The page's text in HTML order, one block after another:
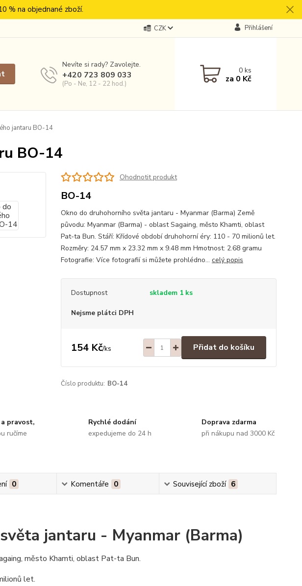
% na objednané zboží.
CZK Přihlášení
Nevíte si rady? Zavolejte.
+420 723 809 033
(Po - Ne, 12 - 22 hod.)
0ks
za 0 Kč
jantaru BO-14
BO-14
Ohodnotit produkt
BO-14
Okno do druhohorního světa jantaru - Myanmar (Barma) Země
původu: Myanmar (Barma) - oblast Sagaing, město Khamti, oblast
Pat-ta Bun. Stáří: Křídové období druhohorní éry: 110 - 70 milionů let.
Rozměry: 24.57 mm x 23.32 mm x 9.48 mm Hmotnost: 2.68 gramu
Fotografie: Více fotografií si můžete prohlédno... celý popis
Dostupnost skladem 1 ks
Nejsme plátci DPH
154 Kč/ks Přidat do košíku
Číslo produktu: BO-14
pravost,
ručíme
Rychlé dodání
expedujeme do 24 h
Doprava zdarma
při nákupu nad 3000 Kč
0 Komentáře 0 Související zboží 6
jantaru - Myanmar (Barma)
město Khamti, oblast Pat-ta Bun.
let.